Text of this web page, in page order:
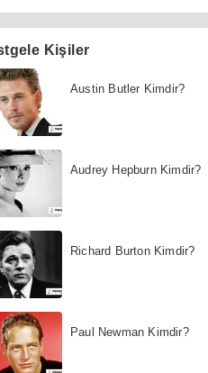
Kişiler
Austin Butler Kimdir?
Audrey Hepburn Kimdir?
Richard Burton Kimdir?
Paul Newman Kimdir?